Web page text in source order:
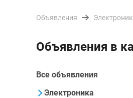
Объявления
Объявления в
Все объявления
Электроника